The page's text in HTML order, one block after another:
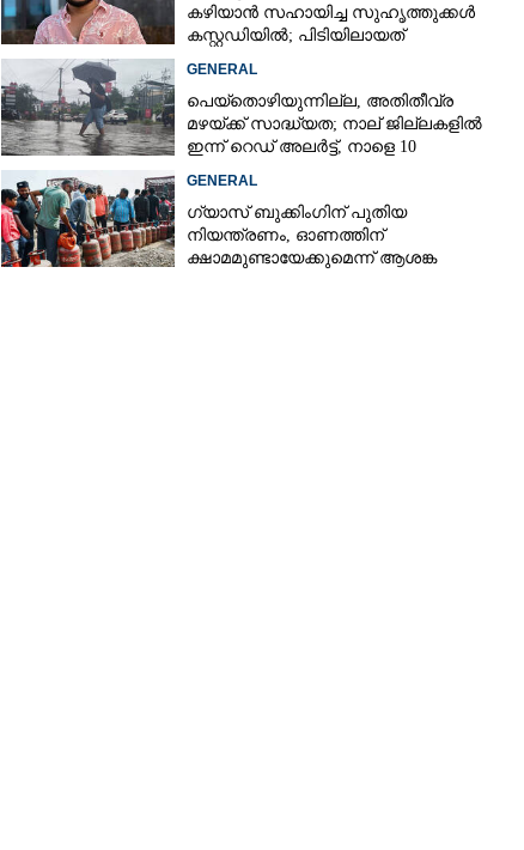
കഴിയാൻ സഹായിച്ച സുഹൃത്തുക്കൾ
കസ്റ്റഡിയിൽ; പിടിയിലായത്
GENERAL
പെയ്തൊഴിയുന്നില്ല, അതിതീവ്ര
മഴയ്ക്ക് സാദ്ധ്യത;​ നാല് ജില്ലകളിൽ
ഇന്ന് റെഡ് അലർട്ട്,​ നാളെ 10
GENERAL
ഗ്യാസ് ബുക്കിംഗിന് പുതിയ
നിയന്ത്രണം, ഓണത്തിന്
ക്ഷാമമുണ്ടായേക്കുമെന്ന് ആശങ്ക